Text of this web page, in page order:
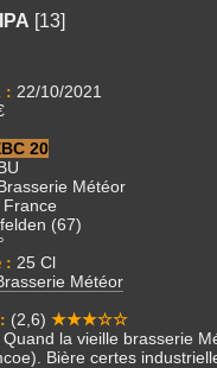
[13]
: 22/10/2021
20
Météor
(67)
: 25 Cl
Météor
(2,6) ★★★☆☆
Quand la vieille brasserie
Bière certes